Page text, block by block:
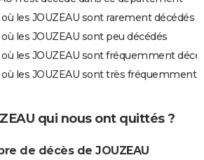
les JOUZEAU sont rarement décédés
les JOUZEAU sont peu décédés
les JOUZEAU sont fréquemment
les JOUZEAU sont très fréquemment
qui nous ont quittés ?
de décès de JOUZEAU